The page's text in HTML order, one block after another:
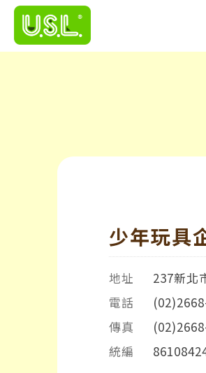
少年玩具
地址
237新北
電話
傳真
統編